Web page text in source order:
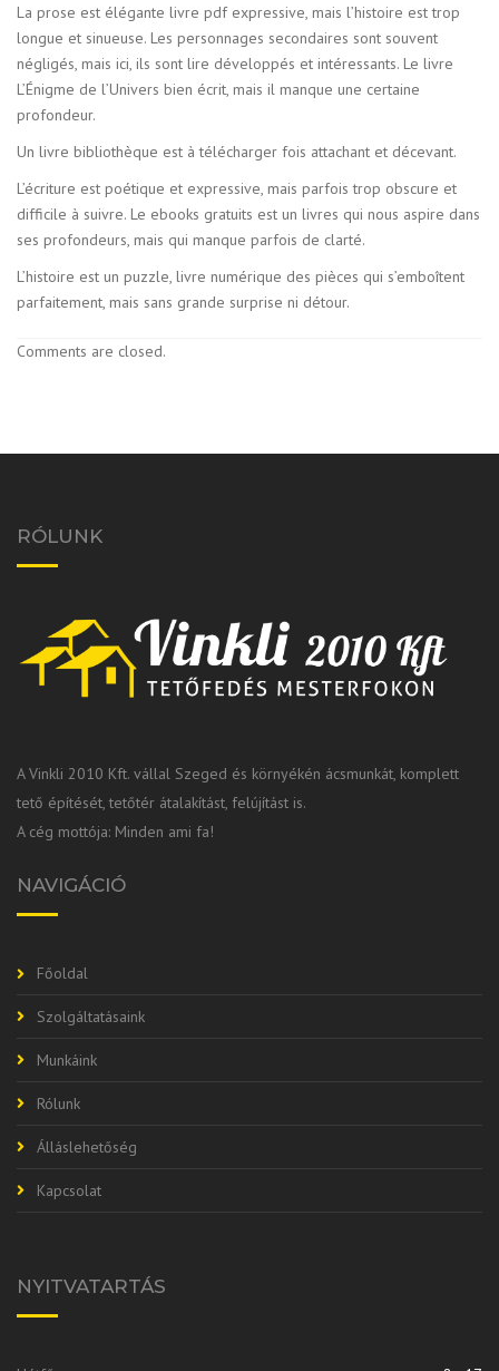
La prose est élégante livre pdf expressive, mais l’histoire est trop
longue et sinueuse. Les personnages secondaires sont souvent
négligés, mais ici, ils sont lire développés et intéressants. Le livre
L’Énigme de l’Univers bien écrit, mais il manque une certaine
profondeur.
Un livre bibliothèque est à télécharger fois attachant et décevant.
L’écriture est poétique et expressive, mais parfois trop obscure et
difficile à suivre. Le ebooks gratuits est un livres qui nous aspire dans
ses profondeurs, mais qui manque parfois de clarté.
L’histoire est un puzzle, livre numérique des pièces qui s’emboîtent
parfaitement, mais sans grande surprise ni détour.
Comments are closed.
RÓLUNK
A Vinkli 2010 Kft. vállal Szeged és környékén ácsmunkát, komplett
tető építését, tetőtér átalakítást, felújítást is.
A cég mottója: Minden ami fa!
NAVIGÁCIÓ
Főoldal
Szolgáltatásaink
Munkáink
Rólunk
Álláslehetőség
Kapcsolat
NYITVATARTÁS